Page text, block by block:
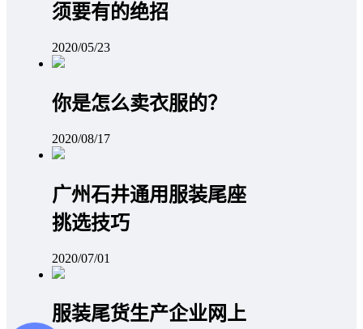
须要有的绝招
2020/05/23
你是怎么卖衣服的？
2020/08/17
广州石井通用服装尾座
挑选技巧
2020/07/01
服装尾货生产企业网上